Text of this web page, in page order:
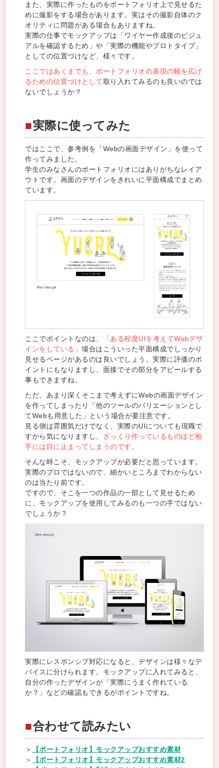
また、実際に作ったものをポートフォリオ上で見せるた
めに撮影をする場合があります。実はその撮影自体のク
オリティに問題がある場合もありますね。
実際の仕事でモックアップは「ワイヤー作成後のビジュ
アルを確認するため」や「実際の機能やプロトタイプ」
としての位置づけなど、様々です。
ここではあくまでも、ポートフォリオの表現の幅を広げ
るための位置づけとして取り入れてみるのも良いのでは
ないでしょうか？
実際に使ってみた
ではここで、参考例を「Webの画面デザイン」を使って
作ってみました。
学生のみなさんのポートフォリオにはありがちなレイア
ウトです。画面のデザインをきれいに平面構成でまとめ
ています。
ここでポイントなのは、
「ある程度UIを考えてWebデザ
インをしている」 場合はこういった平面構成でしっかり
見せるページがあるのは良いでしょう。実際に評価のポ
イントにもなりますし、面接でその部分をアピールする
事もできますね。
ただ、あまり深くそこまで考えずにWebの画面デザイン
を作ってしまったり「他のツールのバリエーションとし
てWebも用意した」という場合が要注意です。
見る側は雰囲気だけでなく、実際のUIについても現職で
すから気になりますし、 ざっくり作っているものほど相
手には目に止まってしまうのです。
そんな時こそ、モックアップが必要だと思っています。
実際のプロではないので、細かいところまでわからない
のは当たり前です。
ですので、そこを一つの作品の一部として見せるため
に、モックアップを使用してみるのも一つの手ではない
でしょうか？
実際にレスポンシブ対応になると、デザインは様々なデ
バイスに分けられます。モックアップに入れてみると、
自分の作ったデザインが「実際にうまく作れている
か？」などの確認もできるがポイントですね。
合わせて読みたい
＞
【ポートフォリオ】モックアップおすすめ素材
＞
【ポートフォリオ】モックアップおすすめ素材2